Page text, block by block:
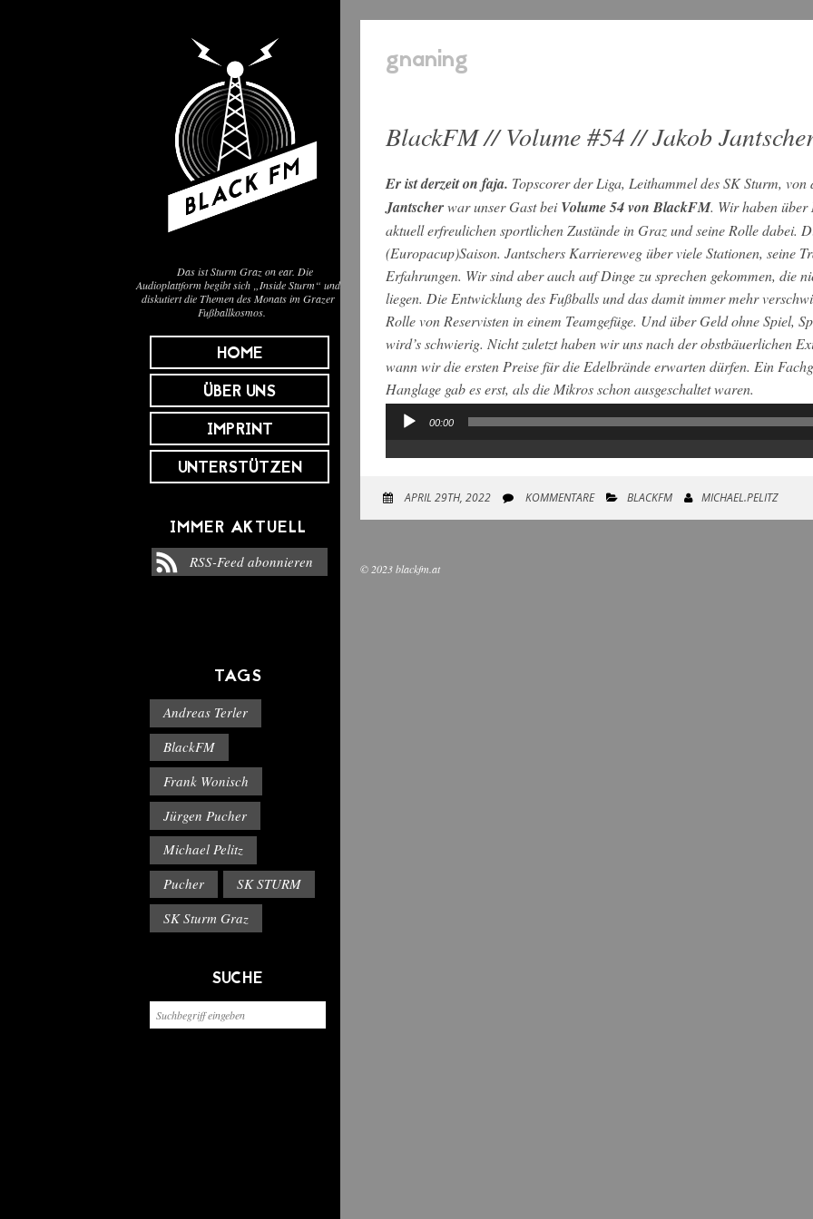
Das ist Sturm Graz on ear. Die
Audioplattform begibt sich „Inside Sturm“ und
diskutiert die Themen des Monats im Grazer
Fußballkosmos.
HOME
ÜBER UNS
IMPRINT
UNTERSTÜTZEN
IMMER AKTUELL
RSS-Feed abonnieren
TAGS
Andreas Terler
BlackFM
Frank Wonisch
Jürgen Pucher
Michael Pelitz
Pucher
SK STURM
SK Sturm Graz
SUCHE
gnaning
BlackFM // Volume #54 // Jakob
Er ist derzeit on faja. Topscorer der Liga, Leithammel des SK Sturm, von
Jantscherwar unser Gast beiVolume 54 von BlackFM. Wir haben über
aktuell erfreulichen sportlichen Zustände in Graz und seine Rolle dabei.
(Europacup)Saison. Jantschers Karriereweg über viele Stationen, seine
Erfahrungen. Wir sind aber auch auf Dinge zu sprechen gekommen, die
liegen. Die Entwicklung des Fußballs und das damit immer mehr
Rolle von Reservisten in einem Teamgefüge. Und über Geld ohne Spiel,
wird’s schwierig. Nicht zuletzt haben wir uns nach der obstbäuerlichen
wann wir die ersten Preise für die Edelbrände erwarten dürfen. Ein
Hanglage gab es erst, als die Mikros schon ausgeschaltet waren.
Audio-
00:00
APRIL 29TH, 2022 KOMMENTARE BLACKFM MICHAEL.PELITZ
© 2023 blackfm.at